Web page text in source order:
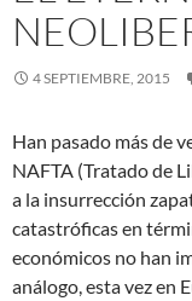
4 SEPTIEMBRE, 2015
Han pasado más de
NAFTA (Tratado de
a la insurrección
catastróficas en
económicos no han
análogo, esta vez en